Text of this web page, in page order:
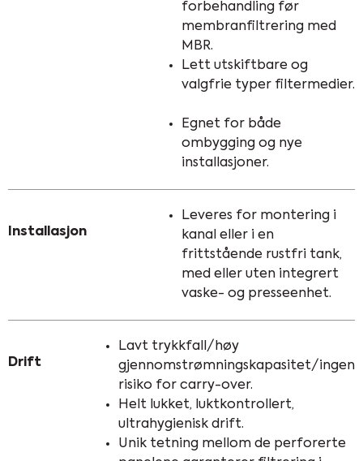
forbehandling før
membranfiltrering med
MBR.
Lett utskiftbare og
valgfrie typer filtermedier.
Egnet for både
ombygging og nye
installasjoner.
Installasjon
Leveres for montering i
kanal eller i en
frittstående rustfri tank,
med eller uten integrert
vaske- og presseenhet.
Drift
Lavt trykkfall/høy
gjennomstrømningskapasitet/ingen
risiko for carry-over.
Helt lukket, luktkontrollert,
ultrahygienisk drift.
Unik tetning mellom de perforerte